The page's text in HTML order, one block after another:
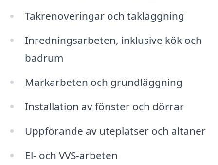
Takrenoveringar och takläggning
Inredningsarbeten, inklusive kök och
badrum
Markarbeten och grundläggning
Installation av fönster och dörrar
Uppförande av uteplatser och altaner
El- och VVS-arbeten